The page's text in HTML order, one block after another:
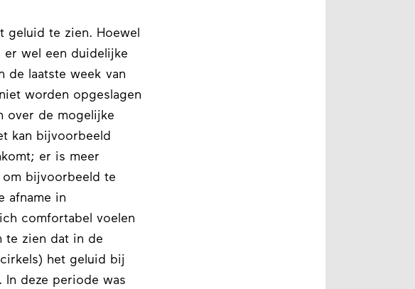
geluid te zien. Hoewel
wel een duidelijke
de laatste week van
worden opgeslagen
over de mogelijke
kan bijvoorbeeld
er is meer
bijvoorbeeld te
afname in
comfortabel voelen
te zien dat in de
het geluid bij
deze periode was